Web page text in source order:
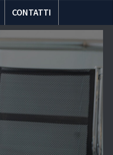
CONTATTI